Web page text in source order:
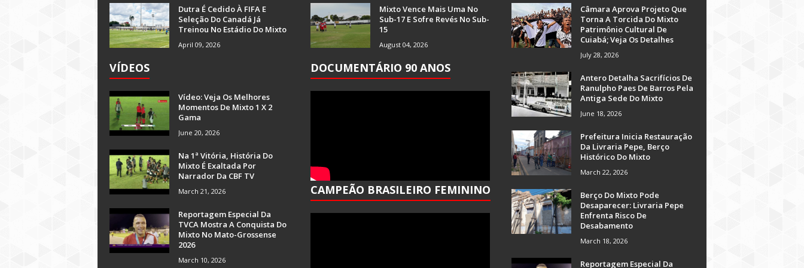
Dutra É Cedido À FIFA E
Seleção Do Canadá Já
Treinou No Estádio Do Mixto
April 09, 2026
VÍDEOS
Vídeo: Veja Os Melhores
Momentos De Mixto 1 X 2
Gama
June 20, 2026
Na 1ª Vitória, História Do
Mixto É Exaltada Por
Narrador Da CBF TV
March 21, 2026
Reportagem Especial Da
TVCA Mostra A Conquista Do
Mixto No Mato-Grossense
2026
March 10, 2026
Mixto Vence Mais Uma No
Sub-17 E Sofre Revés No Sub-
15
August 04, 2026
DOCUMENTÁRIO 90 ANOS
CAMPEÃO BRASILEIRO FEMININO
Câmara Aprova Projeto Que
Torna A Torcida Do Mixto
Patrimônio Cultural De
Cuiabá; Veja Os Detalhes
July 28, 2026
Antero Detalha Sacrifícios De
Ranulpho Paes De Barros Pela
Antiga Sede Do Mixto
June 18, 2026
Prefeitura Inicia Restauração
Da Livraria Pepe, Berço
Histórico Do Mixto
March 22, 2026
Berço Do Mixto Pode
Desaparecer: Livraria Pepe
Enfrenta Risco De
Desabamento
March 18, 2026
Reportagem Especial Da